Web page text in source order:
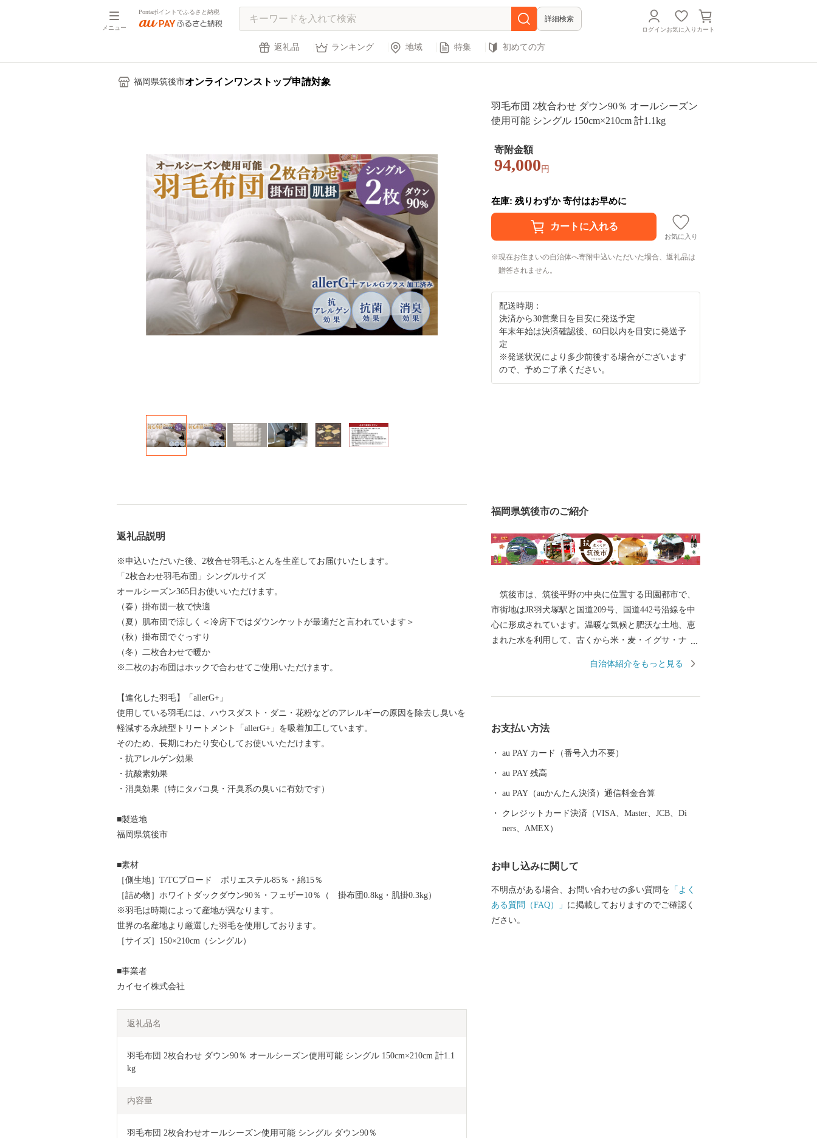
メニュー
Pontaポイントでふるさと納税
詳細検索
ログインお気に入り カート
返礼品 ランキング 地域 特集 初めての方
福岡県筑後市オンラインワンストップ申請対象
羽毛布団 2枚合わせ ダウン90％ オールシーズン
使用可能 シングル 150cm×210cm 計1.1kg
寄附金額
94,000 円
在庫: 残りわずか 寄付はお早めに
お気に入り
現在お住まいの自治体へ寄附申込いただいた場合、返礼品は
贈答されません。
配送時期：
決済から30営業日を目安に発送予定
年末年始は決済確認後、60日以内を目安に発送予
定
※発送状況により多少前後する場合がございます
ので、予めご了承ください。
返礼品説明
※申込いただいた後、2枚合せ羽毛ふとんを生産してお届けいたします。
「2枚合わせ羽毛布団」シングルサイズ
オールシーズン365日お使いいただけます。
（春）掛布団一枚で快適
（夏）肌布団で涼しく＜冷房下ではダウンケットが最適だと言われています＞
（秋）掛布団でぐっすり
（冬）二枚合わせで暖か
※二枚のお布団はホックで合わせてご使用いただけます。
【進化した羽毛】「allerG+」
使用している羽毛には、ハウスダスト・ダニ・花粉などのアレルギーの原因を除去し臭いを
軽減する永続型トリートメント「allerG+」を吸着加工しています。
そのため、長期にわたり安心してお使いいただけます。
・抗アレルゲン効果
・抗酸素効果
・消臭効果（特にタバコ臭・汗臭系の臭いに有効です）
■製造地
福岡県筑後市
■素材
［側生地］T/TCブロード ポリエステル85％・綿15％
［詰め物］ホワイトダックダウン90％・フェザー10％（ 掛布団0.8kg・肌掛0.3kg）
※羽毛は時期によって産地が異なります。
世界の名産地より厳選した羽毛を使用しております。
［サイズ］150×210cm（シングル）
■事業者
カイセイ株式会社
返礼品名
羽毛布団 2枚合わせ ダウン90％ オールシーズン使用可能 シングル 150cm×210cm 計1.1
kg
内容量
羽毛布団 2枚合わせオールシーズン使用可能 シングル ダウン90％
福岡県筑後市のご紹介
筑後市は、筑後平野の中央に位置する田園都市で、
市街地はJR羽犬塚駅と国道209号、国道442号沿線を中
心に形成されています。温暖な気候と肥沃な土地、恵
まれた水を利用して、古くから米・麦・イグサ・ナ
れてきました。また、交通の便の良さを生かして企業
「HAWKSベースボールパーク筑後」が開業。駅周辺に
続けています。
自治体紹介をもっと見る
お支払い方法
au PAY カード（番号入力不要）
au PAY 残高
au PAY（auかんたん決済）通信料金合算
クレジットカード決済（VISA、Master、JCB、Di
ners、AMEX）
お申し込みに関して
不明点がある場合、お問い合わせの多い質問を 「よく
ある質問（FAQ）」 に掲載しておりますのでご確認く
ださい。